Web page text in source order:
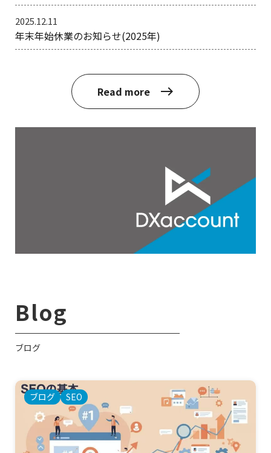
年末年始休業のお知らせ(2025年)
2025.12.11
Read more east
Blog
ブログ
ブログ SEO